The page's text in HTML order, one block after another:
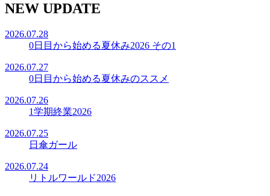
NEW UPDATE
2026.07.28
0日目から始める夏休み2026 その1
2026.07.27
0日目から始める夏休みのススメ
2026.07.26
1学期終業2026
2026.07.25
日傘ガール
2026.07.24
リトルワールド2026